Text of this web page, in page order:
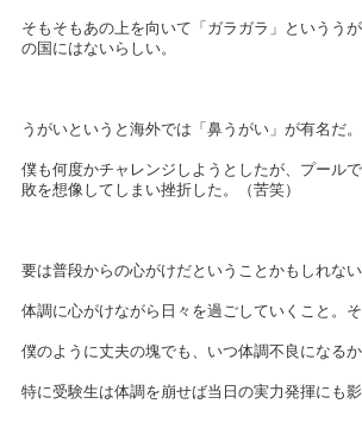
そもそもあの上を向いて「ガラガラ」というう
の国にはないらしい。
うがいというと海外では「鼻うがい」が有名だ。
僕も何度かチャレンジしようとしたが、プール
敗を想像してしまい挫折した。（苦笑）
要は普段からの心がけだということかもしれない
体調に心がけながら日々を過ごしていくこと。そ
僕のように丈夫の塊でも、いつ体調不良になるか
特に受験生は体調を崩せば当日の実力発揮にも影